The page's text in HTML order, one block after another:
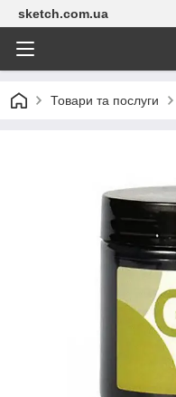
sketch.com.ua
Товари та послуги